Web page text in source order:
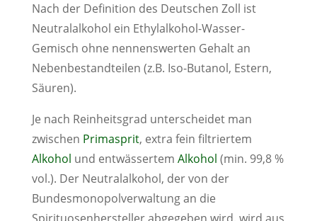
Nach der Definition des Deutschen Zoll ist
Neutralalkohol ein Ethylalkohol-Wasser-
Gemisch ohne nennenswerten Gehalt an
Nebenbestandteilen (z.B. Iso-Butanol, Estern,
Säuren).
Je nach Reinheitsgrad unterscheidet man
zwischen Primasprit, extra fein filtriertem
Alkohol und entwässertem Alkohol (min. 99,8 %
vol.). Der Neutralalkohol, der von der
Bundesmonopolverwaltung an die